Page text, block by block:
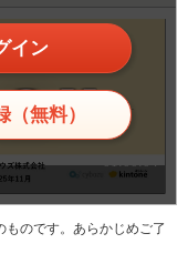
イン
（無料）
ものです。あらかじめご了